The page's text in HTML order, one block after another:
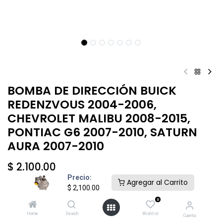
Precio:
$ 2,100.00
Agregar al Carrito
Home Search
0
Wishlist Cuenta
BOMBA DE DIRECCIÓN BUICK
REDENZVOUS 2004-2006,
CHEVROLET MALIBU 2008-2015,
PONTIAC G6 2007-2010, SATURN
AURA 2007-2010
$ 2,100.00